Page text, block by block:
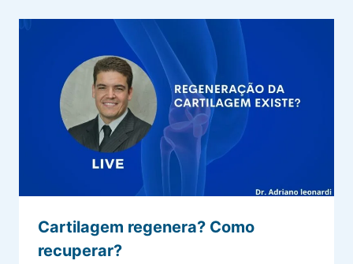
Cartilagem regenera? Como
recuperar?